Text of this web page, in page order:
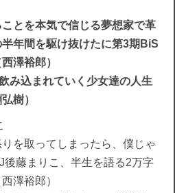
ことを本気で信じる夢想家で革
年間を駆け抜けたに第3期BiS
澤裕郎）
み込まれていく少女達の人生
樹）
りを取ってしまったら、僕じゃ
藤まりこ、半生を語る2万字
澤裕郎）